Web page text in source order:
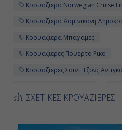
Κρουαζιερα Norwegian Cruise
Κρουαζιερα Δομινικανη
Κρουαζιερα Μπαχαμες
Κρουαζιερες Πουερτο Ρικο
Κρουαζιερες Σαιντ Τζονς
Κρουαζιερες Βρετανικες
ΣΧΕΤΙΚΕΣ ΚΡΟΥΑΖΙΕΡΕΣ